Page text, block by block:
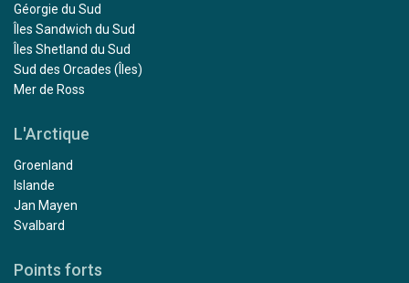
Géorgie du Sud
Îles Sandwich du Sud
Îles Shetland du Sud
Sud des Orcades (Îles)
Mer de Ross
L'Arctique
Groenland
Islande
Jan Mayen
Svalbard
Points forts